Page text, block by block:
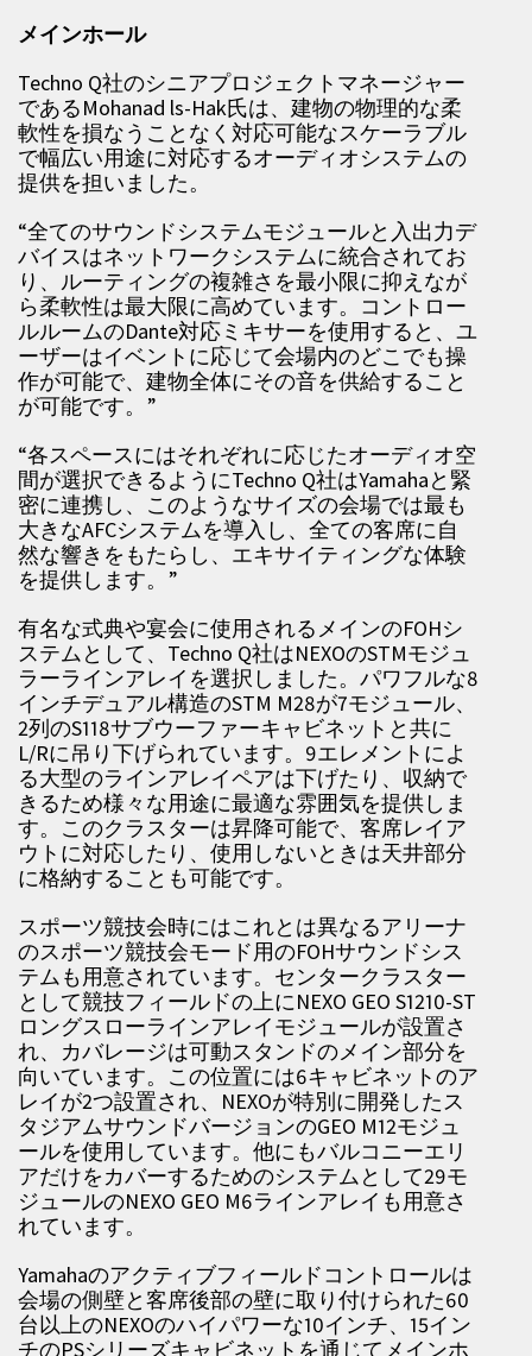
メインホール
Techno Q社のシニアプロジェクトマネージャー
であるMohanad ls-Hak氏は、建物の物理的な柔
軟性を損なうことなく対応可能なスケーラブル
で幅広い用途に対応するオーディオシステムの
提供を担いました。
“全てのサウンドシステムモジュールと入出力デ
バイスはネットワークシステムに統合されてお
り、ルーティングの複雑さを最小限に抑えなが
ら柔軟性は最大限に高めています。コントロー
ルルームのDante対応ミキサーを使用すると、ユ
ーザーはイベントに応じて会場内のどこでも操
作が可能で、建物全体にその音を供給すること
が可能です。”
“各スペースにはそれぞれに応じたオーディオ空
間が選択できるようにTechno Q社はYamahaと緊
密に連携し、このようなサイズの会場では最も
大きなAFCシステムを導入し、全ての客席に自
然な響きをもたらし、エキサイティングな体験
を提供します。”
有名な式典や宴会に使用されるメインのFOHシ
ステムとして、Techno Q社はNEXOのSTMモジュ
ラーラインアレイを選択しました。パワフルな8
インチデュアル構造のSTM M28が7モジュール、
2列のS118サブウーファーキャビネットと共に
L/Rに吊り下げられています。9エレメントによ
る大型のラインアレイペアは下げたり、収納で
きるため様々な用途に最適な雰囲気を提供しま
す。このクラスターは昇降可能で、客席レイア
ウトに対応したり、使用しないときは天井部分
に格納することも可能です。
スポーツ競技会時にはこれとは異なるアリーナ
のスポーツ競技会モード用のFOHサウンドシス
テムも用意されています。センタークラスター
として競技フィールドの上にNEXO GEO S1210-ST
ロングスローラインアレイモジュールが設置さ
れ、カバレージは可動スタンドのメイン部分を
向いています。この位置には6キャビネットのア
レイが2つ設置され、NEXOが特別に開発したス
タジアムサウンドバージョンのGEO M12モジュ
ールを使用しています。他にもバルコニーエリ
アだけをカバーするためのシステムとして29モ
ジュールのNEXO GEO M6ラインアレイも用意さ
れています。
Yamahaのアクティブフィールドコントロールは
会場の側壁と客席後部の壁に取り付けられた60
台以上のNEXOのハイパワーな10インチ、15イン
チのPSシリーズキャビネットを通じてメインホ